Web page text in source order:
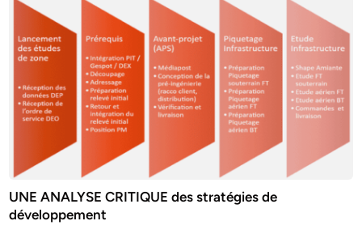
UNE ANALYSE CRITIQUE des stratégies de
développement